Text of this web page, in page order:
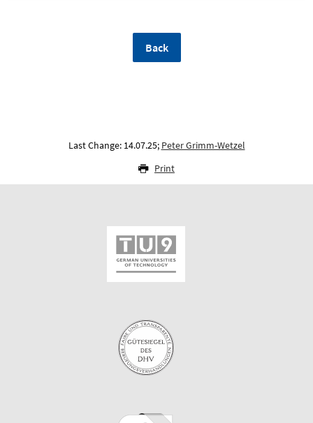
Back
Last Change: 14.07.25; Peter Grimm-Wetzel
Print